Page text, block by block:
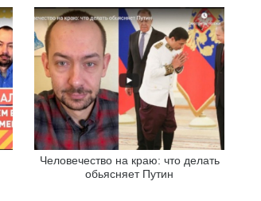
Человечество на краю: что делать
обьясняет Путин